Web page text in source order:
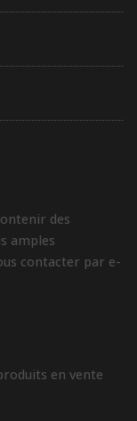
des
amples
contacter par e-
en vente